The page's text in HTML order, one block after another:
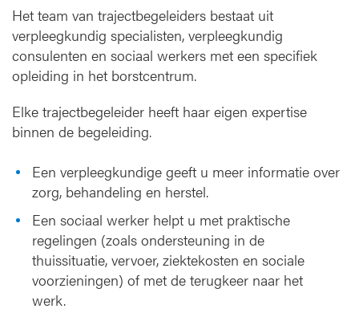
Het team van trajectbegeleiders bestaat uit
verpleegkundig specialisten, verpleegkundig
consulenten en sociaal werkers met een specifiek
opleiding in het borstcentrum.
Elke trajectbegeleider heeft haar eigen expertise
binnen de begeleiding.
Een verpleegkundige geeft u meer informatie over
zorg, behandeling en herstel.
Een sociaal werker helpt u met praktische
regelingen (zoals ondersteuning in de
thuissituatie, vervoer, ziektekosten en sociale
voorzieningen) of met de terugkeer naar het
werk.